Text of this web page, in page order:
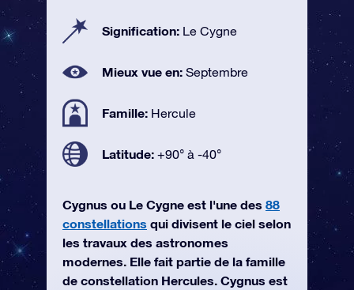
Signification: Le Cygne
Mieux vue en: Septembre
Famille: Hercule
Latitude: +90° à -40°
Cygnus ou Le Cygne est l'une des 88
constellations qui divisent le ciel selon
les travaux des astronomes
modernes. Elle fait partie de la famille
de constellation Hercules. Cygnus est